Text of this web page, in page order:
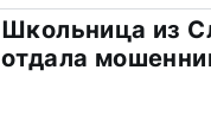
Школьница из
отдала